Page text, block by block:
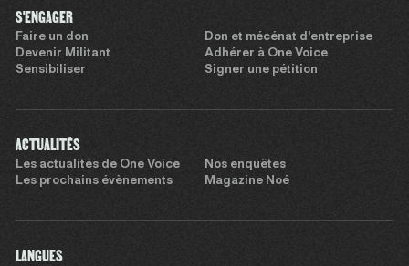
S'ENGAGER
Faire un don
Don et mécénat d’entreprise
Devenir Militant
Adhérer à One Voice
Sensibiliser
Signer une pétition
ACTUALITÉS
Les actualités de One Voice
Nos enquêtes
Les prochains évènements
Magazine Noé
LANGUES